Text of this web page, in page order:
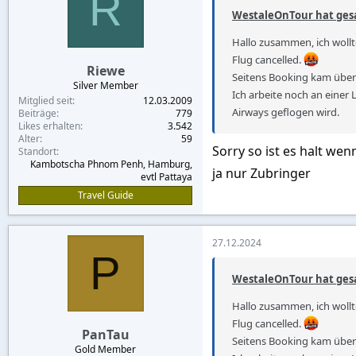
Riewe
Silver Member
Mitglied seit
12.03.2009
Beiträge
779
Likes erhalten
3.542
Alter
59
Standort
Kambotscha Phnom Penh, Hamburg,
evtl Pattaya
Travel Guide
WestaleOnTour hat
Hallo zusammen, ich
Flug cancelled.
Seitens Booking kam
Ich arbeite noch an einer
Airways geflogen wird.
Sorry so ist es halt
ja nur Zubringer
P
PanTau
Gold Member
27.12.2024
WestaleOnTour hat
Hallo zusammen, ich
Flug cancelled.
Seitens Booking kam